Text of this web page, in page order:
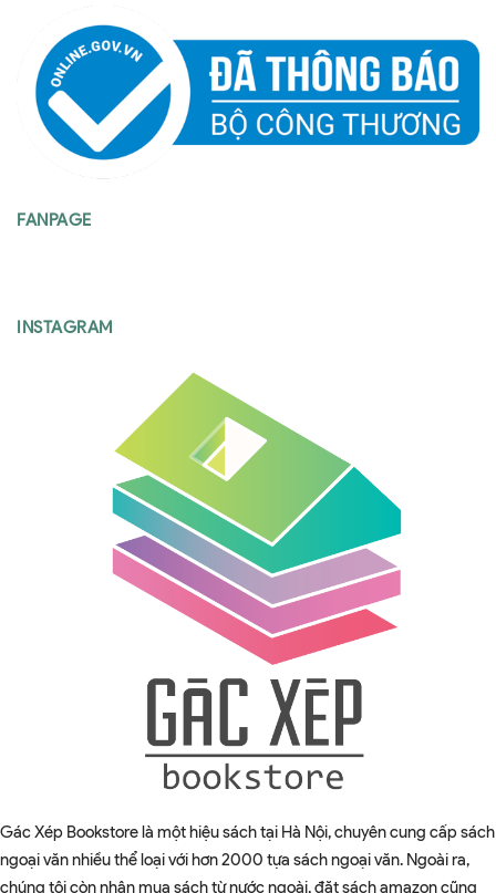
FANPAGE
INSTAGRAM
Gác Xép Bookstore là một hiệu sách tại Hà Nội, chuyên cung cấp sách
ngoại văn nhiều thể loại với hơn 2000 tựa sách ngoại văn. Ngoài ra,
chúng tôi còn nhận mua sách từ nước ngoài, đặt sách amazon cũng